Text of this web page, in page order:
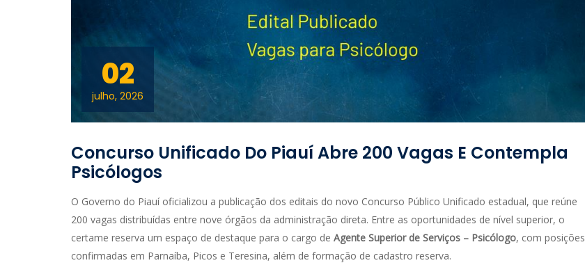
02
julho, 2026
Concurso Unificado Do Piauí Abre 200 Vagas E Contempla
Psicólogos
O Governo do Piauí oficializou a publicação dos editais do novo Concurso Público Unificado estadual, que reúne
200 vagas distribuídas entre nove órgãos da administração direta. Entre as oportunidades de nível superior, o
certame reserva um espaço de destaque para o cargo de Agente Superior de Serviços – Psicólogo, com posições
confirmadas em Parnaíba, Picos e Teresina, além de formação de cadastro reserva.